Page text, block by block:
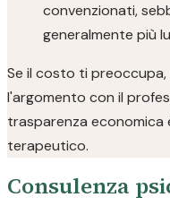
convenzionati,
generalmente più
Se il costo ti
l'argomento con il
trasparenza
terapeutico.
Consulenza